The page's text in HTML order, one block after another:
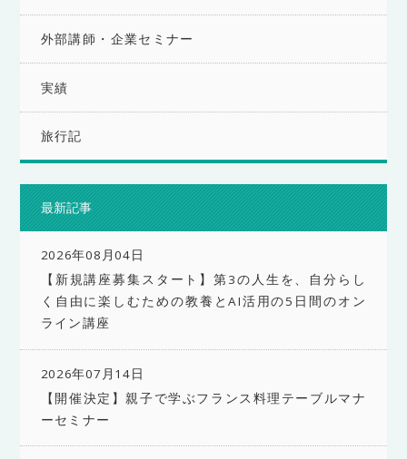
外部講師・企業セミナー
実績
旅行記
最新記事
2026年08月04日
【新規講座募集スタート】第3の人生を、自分らし
く自由に楽しむための教養とAI活用の5日間のオン
ライン講座
2026年07月14日
【開催決定】親子で学ぶフランス料理テーブルマナ
ーセミナー